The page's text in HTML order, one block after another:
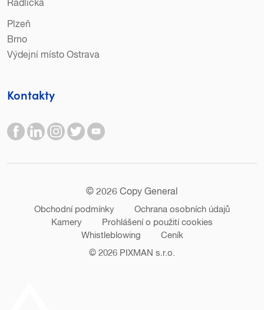
Radlická
Plzeň
Brno
Výdejní místo Ostrava
Kontakty
© 2026 Copy General
Obchodní podmínky
Ochrana osobních údajů
Kamery
Prohlášení o použití cookies
Whistleblowing
Ceník
© 2026 PIXMAN s.r.o.